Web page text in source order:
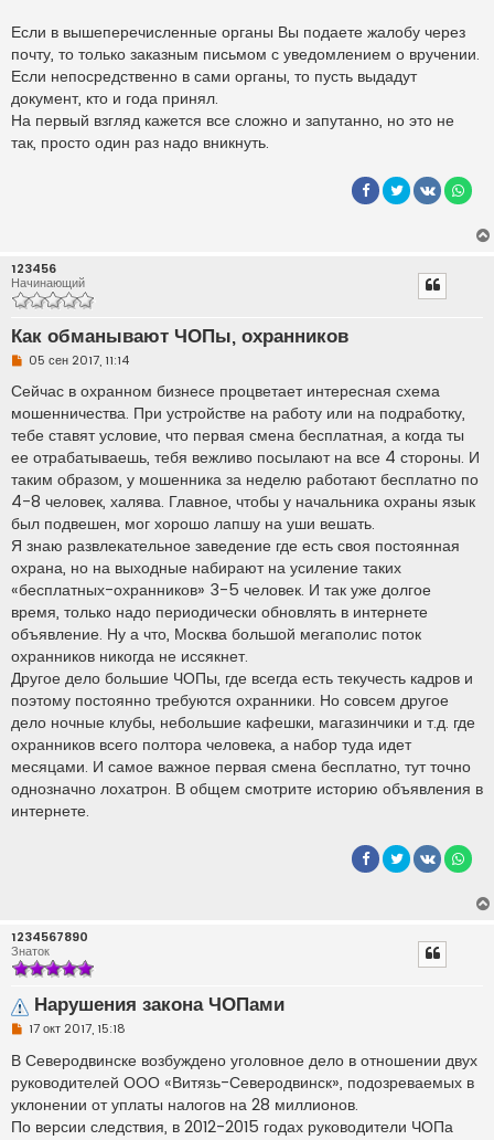
Если в вышеперечисленные органы Вы подаете жалобу через
почту, то только заказным письмом с уведомлением о вручении.
Если непосредственно в сами органы, то пусть выдадут
документ, кто и года принял.
На первый взгляд кажется все сложно и запутанно, но это не
так, просто один раз надо вникнуть.
123456
Начинающий
Как обманывают ЧОПы, охранников
Н
п
р
о
ч
и
т
а
н
н
е
с
о
б
е
н
и
е
05 сен 2017, 11:14
Сейчас в охранном бизнесе процветает интересная схема
мошенничества. При устройстве на работу или на подработку,
тебе ставят условие, что первая смена бесплатная, а когда ты
ее отрабатываешь, тебя вежливо посылают на все 4 стороны. И
таким образом, у мошенника за неделю работают бесплатно по
4-8 человек, халява. Главное, чтобы у начальника охраны язык
был подвешен, мог хорошо лапшу на уши вешать.
Я знаю развлекательное заведение где есть своя постоянная
охрана, но на выходные набирают на усиление таких
«бесплатных-охранников» 3-5 человек. И так уже долгое
время, только надо периодически обновлять в интернете
объявление. Ну а что, Москва большой мегаполис поток
охранников никогда не иссякнет.
Другое дело большие ЧОПы, где всегда есть текучесть кадров и
поэтому постоянно требуются охранники. Но совсем другое
дело ночные клубы, небольшие кафешки, магазинчики и т.д. где
охранников всего полтора человека, а набор туда идет
месяцами. И самое важное первая смена бесплатно, тут точно
однозначно лохатрон. В общем смотрите историю объявления в
интернете.
1234567890
Знаток
Нарушения закона ЧОПами
Н
п
р
о
ч
и
т
17 окт 2017, 15:18
В Северодвинске возбуждено уголовное дело в отношении двух
руководителей ООО «Витязь-Северодвинск», подозреваемых в
уклонении от уплаты налогов на 28 миллионов.
По версии следствия, в 2012-2015 годах руководители ЧОПа